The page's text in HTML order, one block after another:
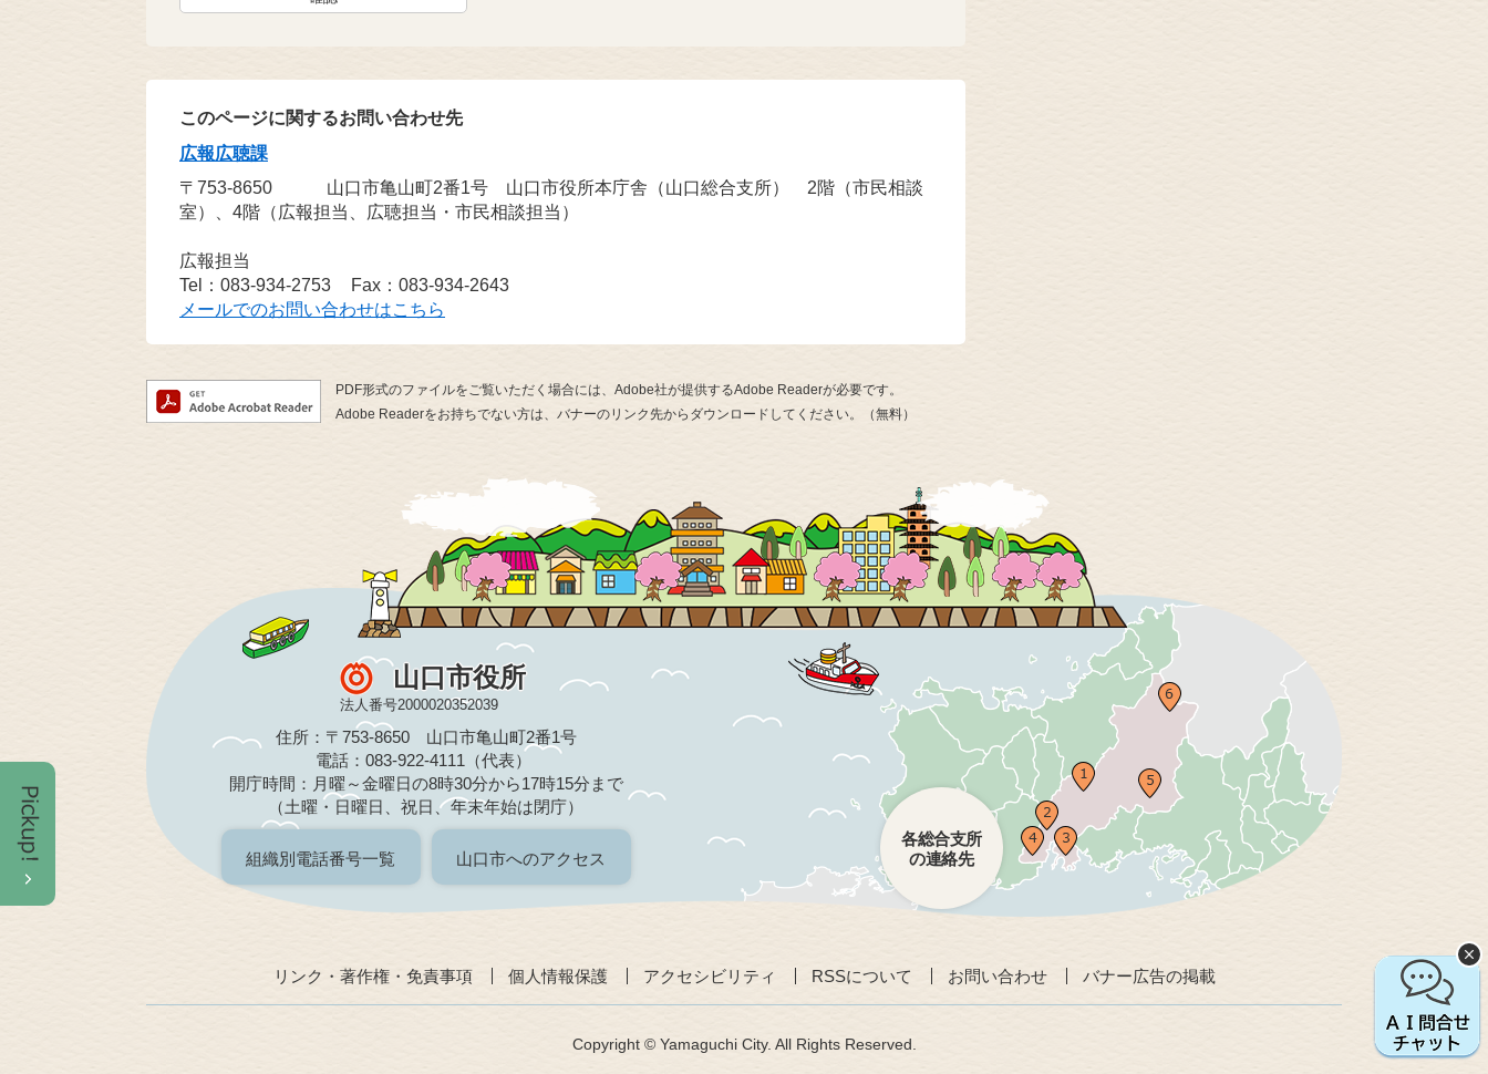
このページに関するお問い合わせ先
広報広聴課
〒753-8650
山口市亀山町2番1号 山口市役所本庁舎（山口総合支所） 2階（市民相談
室）、4階（広報担当、広聴担当・市民相談担当）
広報担当
Tel：083-934-2753
Fax：083-934-2643
メールでのお問い合わせはこちら
PDF形式のファイルをご覧いただく場合には、Adobe社が提供するAdobe Readerが必要です。
Adobe Readerをお持ちでない方は、バナーのリンク先からダウンロードしてください。（無料）
山口市役所
法人番号2000020352039
住所：〒753-8650 山口市亀山町2番1号
電話：083-922-4111（代表）
開庁時間：月曜～金曜日の8時30分から17時15分まで
（土曜・日曜日、祝日、年末年始は閉庁）
組織別電話番号一覧 山口市へのアクセス
各総合支所
の連絡先
リンク・著作権・免責事項 個人情報保護 アクセシビリティ RSSについて お問い合わせ バナー広告の掲載
Copyright © Yamaguchi City. All Rights Reserved.